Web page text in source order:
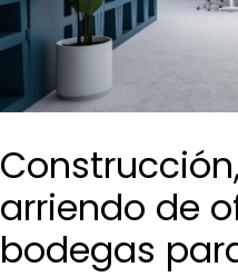
arriendo de
bodegas